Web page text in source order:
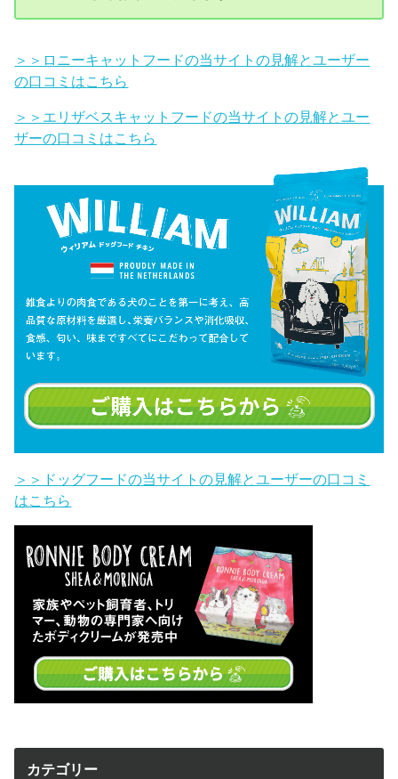
＞＞ロニーキャットフードの当サイトの見解とユーザー
の口コミはこちら
＞＞エリザベスキャットフードの当サイトの見解とユー
ザーの口コミはこちら
＞＞ドッグフードの当サイトの見解とユーザーの口コミ
はこちら
カテゴリー